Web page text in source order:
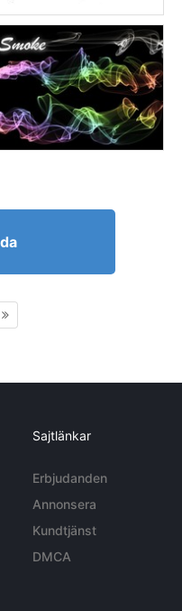
Sajtlänkar
Erbjudanden
Annonsera
Kundtjänst
DMCA